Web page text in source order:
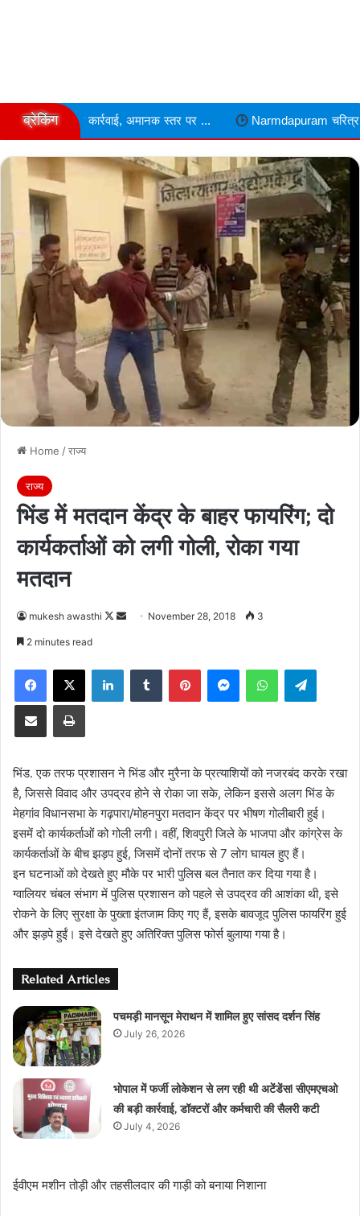
ब्रेकिंग
अमानक स्तर पर ... Narmdapuram चरित्र शंका में ढावा संचालक और
Home /राज्य
राज्य
भिंड में मतदान केंद्र के बाहर फायरिंग; दो
कार्यकर्ताओं को लगी गोली, रोका गया
मतदान
mukesh awasthi
Follow
Send November 28, 2018 3
2 minutes read
Facebook
X LinkedInTumblr PinterestMessengerWhatsApp
Share via Email Print
भिंड. एक तरफ प्रशासन ने भिंड और मुरैना के प्रत्याशियों को नजरबंद करके रखा
है, जिससे विवाद और उपद्रव होने से रोका जा सके, लेकिन इससे अलग भिंड के
मेहगांव विधानसभा के गढ़पारा/मोहनपुरा मतदान केंद्र पर भीषण गोलीबारी हुई।
इसमें दो कार्यकर्ताओं को गोली लगी। वहीं, शिवपुरी जिले के भाजपा और कांग्रेस के
कार्यकर्ताओं के बीच झड़प हुई, जिसमें दोनों तरफ से 7 लोग घायल हुए हैं।
इन घटनाओं को देखते हुए मौके पर भारी पुलिस बल तैनात कर दिया गया है।
ग्वालियर चंबल संभाग में पुलिस प्रशासन को पहले से उपद्रव की आशंका थी, इसे
रोकने के लिए सुरक्षा के पुख्ता इंतजाम किए गए हैं, इसके बावजूद पुलिस फायरिंग हुई
और झड़पे हुईं। इसे देखते हुए अतिरिक्त पुलिस फोर्स बुलाया गया है।
Related Articles
पचमड़ी मानसून मेराथन में शामिल हुए सांसद दर्शन सिंह
July 26, 2026
भोपाल में फर्जी लोकेशन से लग रही थी अटेंडेंस! सीएमएचओ
की बड़ी कार्रवाई, डॉक्टरों और कर्मचारी की सैलरी कटी
July 4, 2026
ईवीएम मशीन तोड़ी और तहसीलदार की गाड़ी को बनाया निशाना